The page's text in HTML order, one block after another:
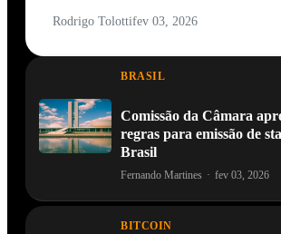
Rodrigo Tolottifev 03, 2026
BRASIL
Comissão da Câmara
regras para emissão de
Brasil
Fernando Martines · fev 03, 2026
BITCOIN